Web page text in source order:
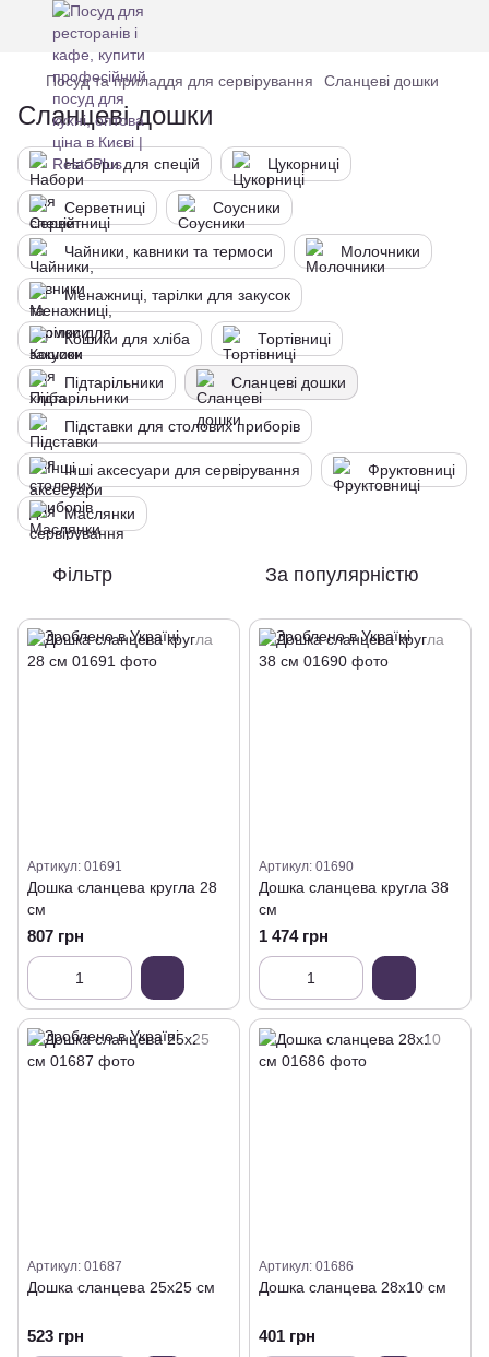
Посуд та приладдя для сервірування Сланцеві дошки
Сланцеві дошки
Набори для спецій Цукорниці
Серветниці Соусники
Чайники, кавники та термоси Молочники
Менажниці, тарілки для закусок
Кошики для хліба Тортівниці
Підтарільники Сланцеві дошки
Підставки для столових приборів
Інші аксесуари для сервірування Фруктовниці
Маслянки
Фільтр За популярністю
Артикул: 01691
Дошка сланцева кругла 28
см
807 грн
Артикул: 01690
Дошка сланцева кругла 38
см
1 474 грн
Артикул: 01687
Дошка сланцева 25х25 см
523 грн
Артикул: 01686
Дошка сланцева 28х10 см
401 грн